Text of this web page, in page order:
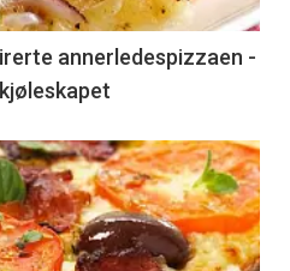
annerledespizzaen -